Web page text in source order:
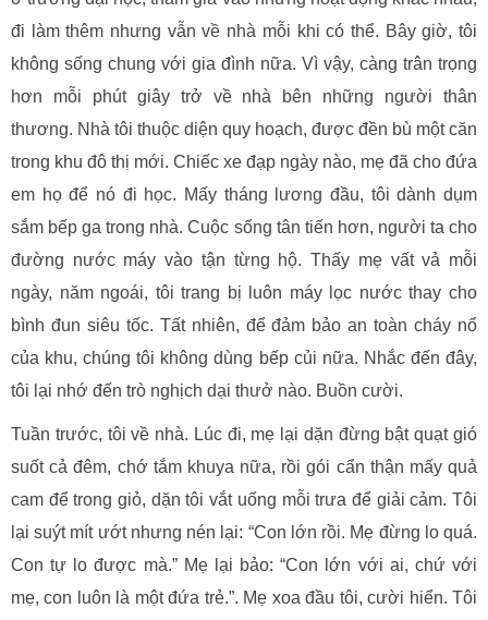
đi làm thêm nhưng vẫn về nhà mỗi khi có thể. Bây giờ, tôi
không sống chung với gia đình nữa. Vì vậy, càng trân trọng
hơn mỗi phút giây trở về nhà bên những người thân
thương. Nhà tôi thuộc diện quy hoạch, được đền bù một căn
trong khu đô thị mới. Chiếc xe đạp ngày nào, mẹ đã cho đứa
em họ để nó đi học. Mấy tháng lương đầu, tôi dành dụm
sắm bếp ga trong nhà. Cuộc sống tân tiến hơn, người ta cho
đường nước máy vào tận từng hộ. Thấy mẹ vất vả mỗi
ngày, năm ngoái, tôi trang bị luôn máy lọc nước thay cho
bình đun siêu tốc. Tất nhiên, để đảm bảo an toàn cháy nổ
của khu, chúng tôi không dùng bếp củi nữa. Nhắc đến đây,
tôi lại nhớ đến trò nghịch dại thưở nào. Buồn cười.
Tuần trước, tôi về nhà. Lúc đi, mẹ lại dặn đừng bật quạt gió
suốt cả đêm, chớ tắm khuya nữa, rồi gói cẩn thận mấy quả
cam để trong giỏ, dặn tôi vắt uống mỗi trưa để giải cảm. Tôi
lại suýt mít ướt nhưng nén lại: “Con lớn rồi. Mẹ đừng lo quá.
Con tự lo được mà.” Mẹ lại bảo: “Con lớn với ai, chứ với
mẹ, con luôn là một đứa trẻ.”. Mẹ xoa đầu tôi, cười hiển. Tôi